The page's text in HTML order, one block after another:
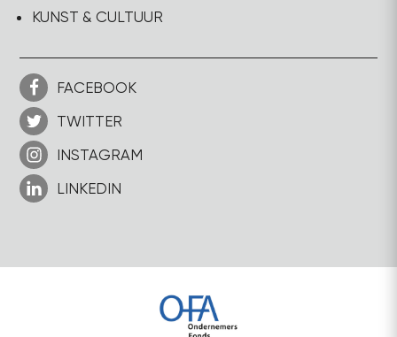
KUNST & CULTUUR
FACEBOOK
TWITTER
INSTAGRAM
LINKEDIN